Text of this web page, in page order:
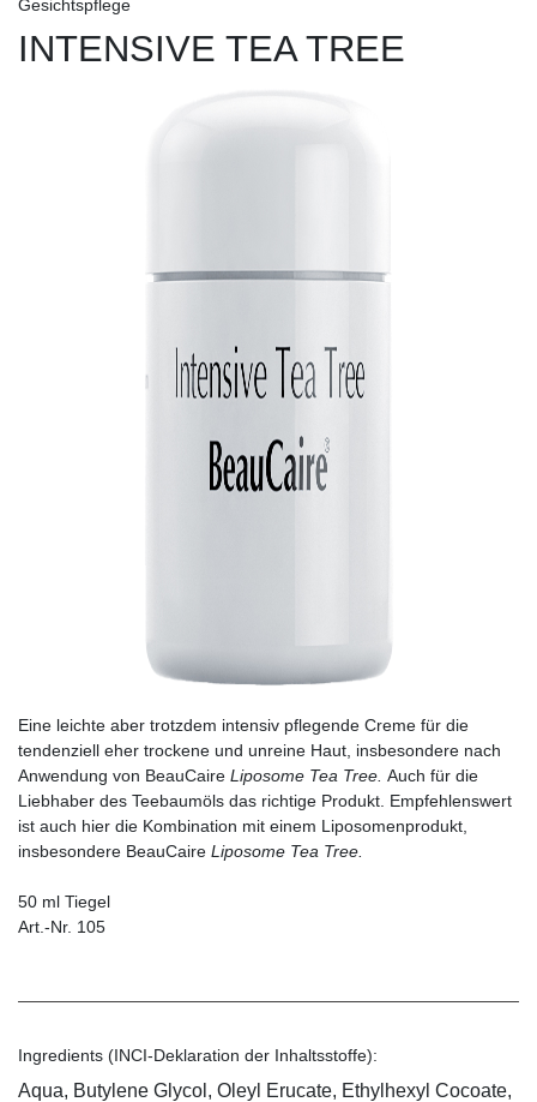
Gesichtspflege
INTENSIVE TEA TREE
Eine leichte aber trotzdem intensiv pflegende Creme für die
tendenziell eher trockene und unreine Haut, insbesondere nach
Anwendung von BeauCaire Liposome Tea Tree. Auch für die
Liebhaber des Teebaumöls das richtige Produkt. Empfehlenswert
ist auch hier die Kombination mit einem Liposomenprodukt,
insbesondere BeauCaire Liposome Tea Tree.
50 ml Tiegel
Art.-Nr. 105
Ingredients (INCI-Deklaration der Inhaltsstoffe):
Aqua, Butylene Glycol, Oleyl Erucate, Ethylhexyl Cocoate,